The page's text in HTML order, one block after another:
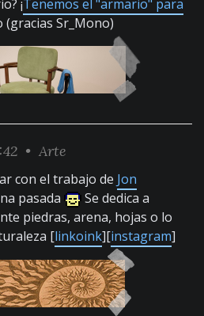
¡Tenemos el "armario" para
Sr_Mono)
• Arte
con el trabajo de Jon
pasada
Se dedica a
piedras, arena, hojas o lo
[linkoink][instagram]